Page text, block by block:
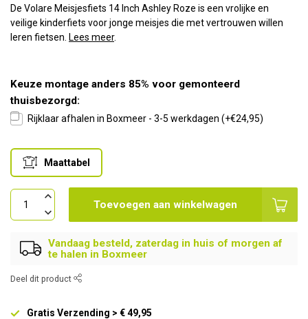
De Volare Meisjesfiets 14 Inch Ashley Roze is een vrolijke en
veilige kinderfiets voor jonge meisjes die met vertrouwen willen
leren fietsen. Lees meer.
Keuze montage anders 85% voor gemonteerd
thuisbezorgd:
Rijklaar afhalen in Boxmeer - 3-5 werkdagen (+€24,95)
Maattabel
Toevoegen aan winkelwagen
Vandaag besteld, zaterdag in huis of morgen af
te halen in Boxmeer
Deel dit product
Gratis Verzending > € 49,95